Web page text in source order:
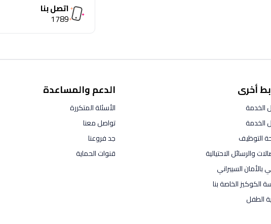
اتصل بنا
1789
أخرى
التوظيف
والرسائل الاحتيالية
بالأمان السيبراني
الكوكيز الخاصة بنا
الطفل
الدعم والمساعدة
الأسئلة المتكررة
تواصل معنا
جد فروعنا
قنوات الحماية